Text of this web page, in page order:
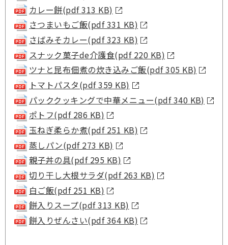
カレー餅(pdf 313 KB)
さつまいもご飯(pdf 331 KB)
さばみそカレー(pdf 323 KB)
スナック菓子de介護食(pdf 220 KB)
ツナと昆布佃煮の炊き込みご飯(pdf 305 KB)
トマトパスタ(pdf 359 KB)
パッククッキングで中華メニュー(pdf 340 KB)
ポトフ(pdf 286 KB)
玉ねぎ柔らか煮(pdf 251 KB)
蒸しパン(pdf 273 KB)
親子丼の具(pdf 295 KB)
切り干し大根サラダ(pdf 263 KB)
白ご飯(pdf 251 KB)
餅入りスープ(pdf 313 KB)
餅入りぜんさい(pdf 364 KB)